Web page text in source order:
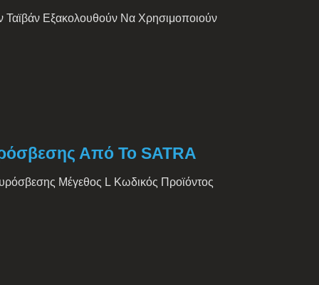
Ταϊβάν Εξακολουθούν Να Χρησιμοποιούν
Από Το SATRA
Μέγεθος L Κωδικός Προϊόντος